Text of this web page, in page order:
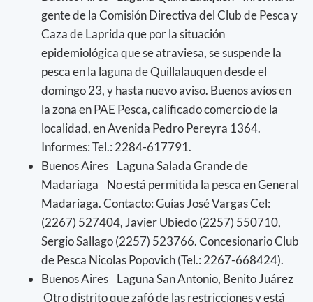
gente de la Comisión Directiva del Club de Pesca y
Caza de Laprida que por la situación
epidemiológica que se atraviesa, se suspende la
pesca en la laguna de Quillalauquen desde el
domingo 23, y hasta nuevo aviso. Buenos avíos en
la zona en PAE Pesca, calificado comercio de la
localidad, en Avenida Pedro Pereyra 1364.
Informes: Tel.: 2284-617791.
Buenos Aires Laguna Salada Grande de
Madariaga No está permitida la pesca en General
Madariaga. Contacto: Guías José Vargas Cel:
(2267) 527404, Javier Ubiedo (2257) 550710,
Sergio Sallago (2257) 523766. Concesionario Club
de Pesca Nicolas Popovich (Tel.: 2267-668424).
Buenos Aires Laguna San Antonio, Benito Juárez
Otro distrito que zafó de las restricciones y está